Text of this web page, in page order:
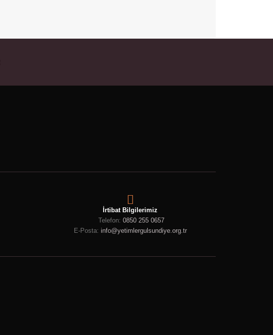
İrtibat Bilgilerimiz
Telefon: 0850 255 0657
E-Posta: info@yetimlergulsundiye.org.tr